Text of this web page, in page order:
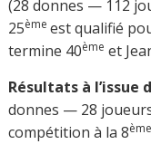
(28 donnes — 112
25ème est qualifié
termine 40ème et
Résultats à l’issue
donnes — 28
compétition à la 8ème